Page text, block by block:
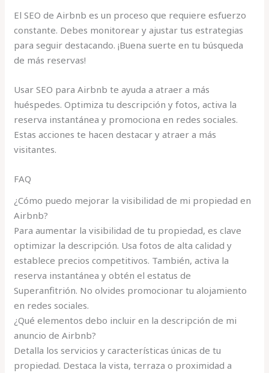
El SEO de Airbnb es un proceso que requiere esfuerzo
constante. Debes monitorear y ajustar tus estrategias
para seguir destacando. ¡Buena suerte en tu búsqueda
de más reservas!
Usar SEO para Airbnb te ayuda a atraer a más
huéspedes. Optimiza tu descripción y fotos, activa la
reserva instantánea y promociona en redes sociales.
Estas acciones te hacen destacar y atraer a más
visitantes.
FAQ
¿Cómo puedo mejorar la visibilidad de mi propiedad en
Airbnb?
Para aumentar la visibilidad de tu propiedad, es clave
optimizar la descripción. Usa fotos de alta calidad y
establece precios competitivos. También, activa la
reserva instantánea y obtén el estatus de
Superanfitrión. No olvides promocionar tu alojamiento
en redes sociales.
¿Qué elementos debo incluir en la descripción de mi
anuncio de Airbnb?
Detalla los servicios y características únicas de tu
propiedad. Destaca la vista, terraza o proximidad a